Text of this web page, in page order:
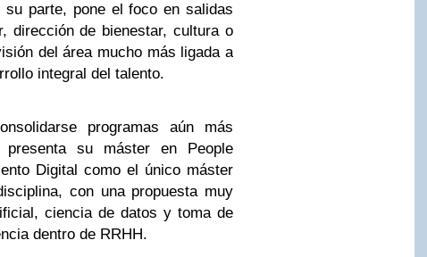
su parte, pone el foco en salidas
dirección de bienestar, cultura o
del área mucho más ligada a
integral del talento.
programas aún más
presenta su máster en People
Digital como el único máster
con una propuesta muy
ciencia de datos y toma de
dentro de RRHH.